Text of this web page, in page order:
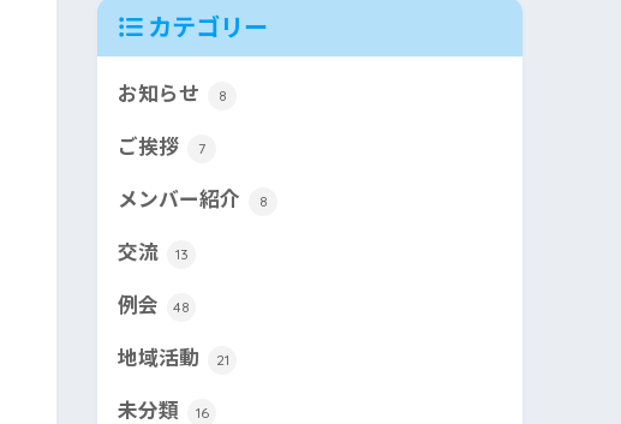
カテゴリー
お知らせ 8
ご挨拶 7
メンバー紹介 8
交流 13
例会 48
地域活動 21
未分類 16